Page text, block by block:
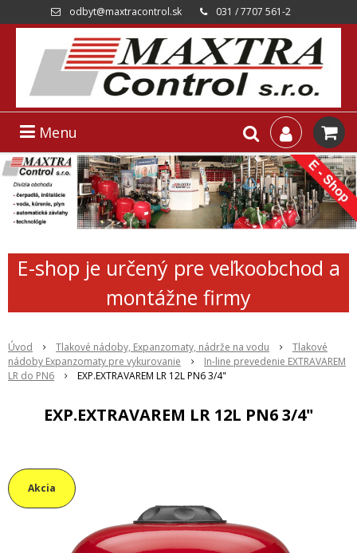
odbyt@maxtracontrol.sk 031 / 7707 561-2
Menu
E-shop je určený pre veľkoobchod a
montážne firmy
Úvod Tlakové nádoby, Expanzomaty, nádrže na vodu
Tlakové
nádoby Expanzomaty pre vykurovanie
In-line prevedenie EXTRAVAREM
LR do PN6
EXP.EXTRAVAREM LR 12L PN6 3/4"
EXP.EXTRAVAREM LR 12L PN6 3/4"
Akcia